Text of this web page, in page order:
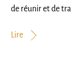
de réunir et de
Lire